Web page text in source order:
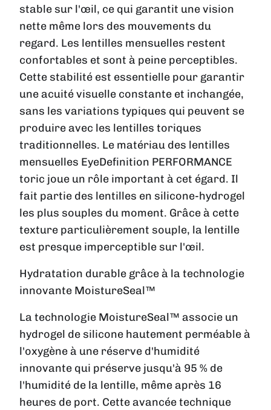
stable sur l'œil, ce qui garantit une vision
nette même lors des mouvements du
regard. Les lentilles mensuelles restent
confortables et sont à peine perceptibles.
Cette stabilité est essentielle pour garantir
une acuité visuelle constante et inchangée,
sans les variations typiques qui peuvent se
produire avec les lentilles toriques
traditionnelles. Le matériau des lentilles
mensuelles EyeDefinition PERFORMANCE
toric joue un rôle important à cet égard. Il
fait partie des lentilles en silicone-hydrogel
les plus souples du moment. Grâce à cette
texture particulièrement souple, la lentille
est presque imperceptible sur l'œil.
Hydratation durable grâce à la technologie
innovante MoistureSeal™
La technologie MoistureSeal™ associe un
hydrogel de silicone hautement perméable à
l'oxygène à une réserve d'humidité
innovante qui préserve jusqu'à 95 % de
l'humidité de la lentille, même après 16
heures de port. Cette avancée technique